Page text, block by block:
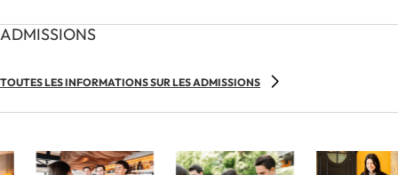
ADMISSIONS
TOUTES LES INFORMATIONS SUR LES ADMISSIONS